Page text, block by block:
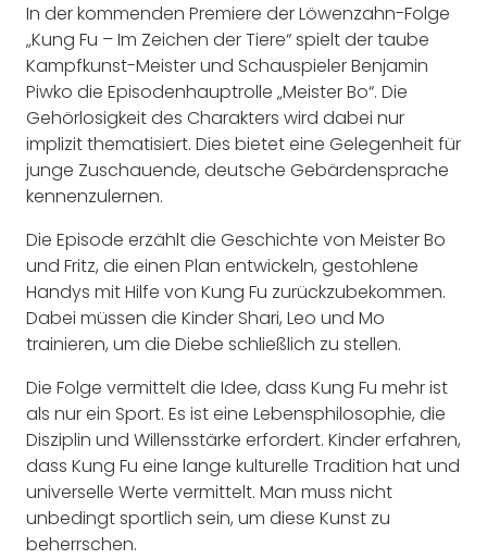
In der kommenden Premiere der Löwenzahn-Folge
„Kung Fu – Im Zeichen der Tiere“ spielt der taube
Kampfkunst-Meister und Schauspieler Benjamin
Piwko die Episodenhauptrolle „Meister Bo“. Die
Gehörlosigkeit des Charakters wird dabei nur
implizit thematisiert. Dies bietet eine Gelegenheit für
junge Zuschauende, deutsche Gebärdensprache
kennenzulernen.
Die Episode erzählt die Geschichte von Meister Bo
und Fritz, die einen Plan entwickeln, gestohlene
Handys mit Hilfe von Kung Fu zurückzubekommen.
Dabei müssen die Kinder Shari, Leo und Mo
trainieren, um die Diebe schließlich zu stellen.
Die Folge vermittelt die Idee, dass Kung Fu mehr ist
als nur ein Sport. Es ist eine Lebensphilosophie, die
Disziplin und Willensstärke erfordert. Kinder erfahren,
dass Kung Fu eine lange kulturelle Tradition hat und
universelle Werte vermittelt. Man muss nicht
unbedingt sportlich sein, um diese Kunst zu
beherrschen.